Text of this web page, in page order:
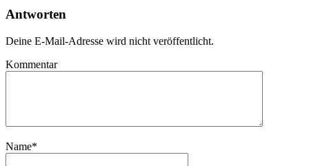
Antworten
Deine E-Mail-Adresse wird nicht veröffentlicht.
Kommentar
Name*